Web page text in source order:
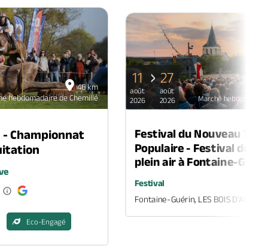
46 km
hebdomadaire de Chemillé
- Championnat
Eco-Engagé
Marché
11
août
2026
27
août
2026
Festival du Nouveau
Populaire - Festival de
plein air à Fontaine-
Festival
Fontaine-Guérin, LES BOIS D'ANJOU